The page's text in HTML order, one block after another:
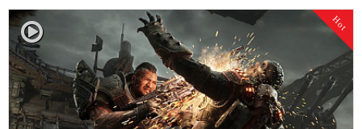
로 예정.
Hot